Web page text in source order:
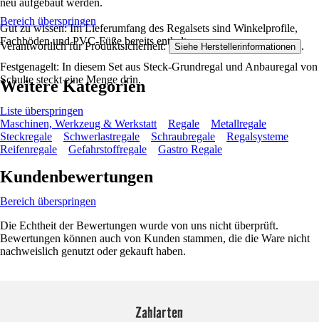
neu aufgebaut werden.
Gut zu wissen: Im Lieferumfang des Regalsets sind Winkelprofile,
Fachböden und PVC-Füße bereits enthalten.
Festgenagelt: In diesem Set aus Steck-Grundregal und Anbauregal von
Schulte steckt eine Menge drin.
Bereich überspringen
Verantwortlich für Produktsicherheit: Siehe Herstellerinformationen .
Weitere Kategorien
Liste überspringen
Maschinen, Werkzeug & Werkstatt
Regale
Metallregale
Steckregale
Schwerlastregale Schraubregale
Regalsysteme
Reifenregale
Gefahrstoffregale Gastro Regale
Kundenbewertungen
Bereich überspringen
Die Echtheit der Bewertungen wurde von uns nicht überprüft.
Bewertungen können auch von Kunden stammen, die die Ware nicht
nachweislich genutzt oder gekauft haben.
Zahlarten